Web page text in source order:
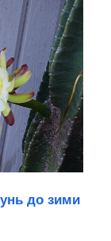
до зими